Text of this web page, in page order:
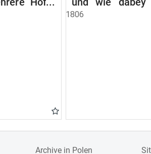
der
werden soll
1806
Archive in Polen